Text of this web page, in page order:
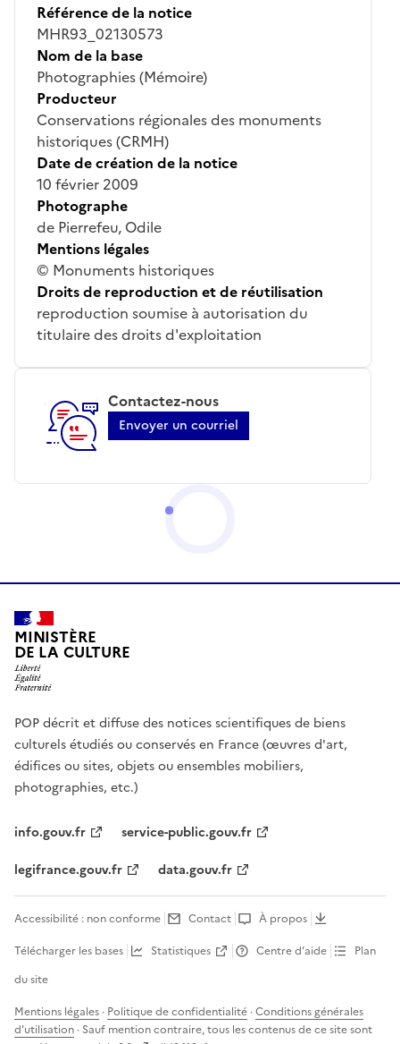
Référence de la notice
MHR93_02130573
Nom de la base
Photographies (Mémoire)
Producteur
Conservations régionales des monuments
historiques (CRMH)
Date de création de la notice
10 février 2009
Photographe
de Pierrefeu, Odile
Mentions légales
© Monuments historiques
Droits de reproduction et de réutilisation
reproduction soumise à autorisation du
titulaire des droits d'exploitation
Contactez-nous
Envoyer un courriel
MINISTÈRE
DE LA CULTURE
POP décrit et diffuse des notices scientifiques de biens
culturels étudiés ou conservés en France (œuvres d'art,
édifices ou sites, objets ou ensembles mobiliers,
photographies, etc.)
info.gouv.fr
service-public.gouv.fr
legifrance.gouv.fr
data.gouv.fr
Accessibilité : non conforme Contact
À propos
Télécharger les bases
Statistiques Centre d’aide
Plan
du site
Mentions légales · Politique de confidentialité ·Conditions générales
d'utilisation · Sauf mention contraire, tous les contenus de ce site sont